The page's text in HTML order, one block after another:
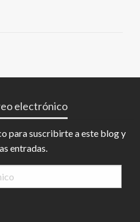
electrónico
para suscribirte a este blog y
entradas.